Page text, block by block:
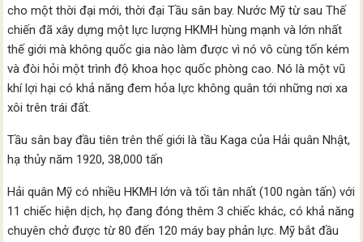
cho một thời đại mới, thời đại Tầu sân bay. Nước Mỹ từ sau Thế
chiến đã xây dựng một lực lượng HKMH hùng mạnh và lớn nhất
thế giới mà không quốc gia nào làm được vì nó vô cùng tốn kém
và đòi hỏi một trình độ khoa học quốc phòng cao. Nó là một vũ
khí lợi hại có khả năng đem hỏa lực không quân tới những nơi xa
xôi trên trái đất.
Tầu sân bay đầu tiên trên thế giới là tầu Kaga của Hải quân Nhật,
hạ thủy năm 1920, 38,000 tấn
Hải quân Mỹ có nhiều HKMH lớn và tối tân nhất (100 ngàn tấn) với
11 chiếc hiện dịch, họ đang đóng thêm 3 chiếc khác, có khả năng
chuyên chở được từ 80 đến 120 máy bay phản lực. Mỹ bắt đầu